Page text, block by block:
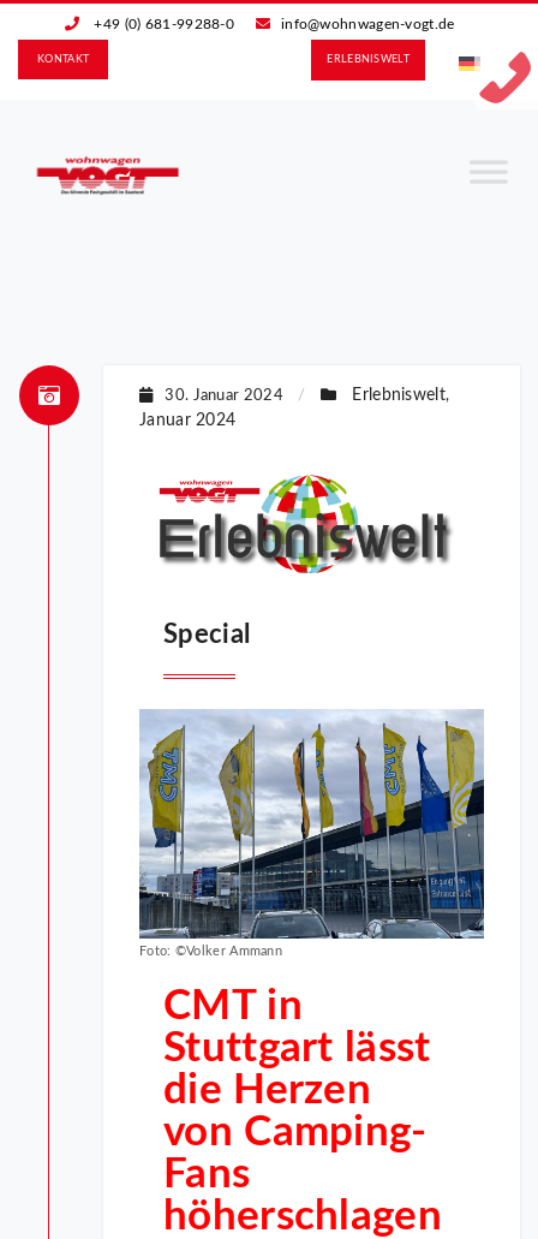
+49 (0) 681-99288-0 info@wohnwagen-vogt.de
ERLEBNIS­WELT
KONTAKT
30. Januar 2024 / Erlebniswelt,
Januar 2024
Special
Foto: ©Volker Ammann
CMT in
Stuttgart lässt
die Herzen
von Camping-
Fans
höherschlagen